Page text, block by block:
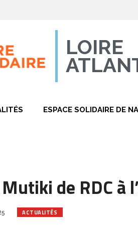
LOIRE
ESPACE SOLIDAIRE DE
de RDC à
ACTUALITÉS